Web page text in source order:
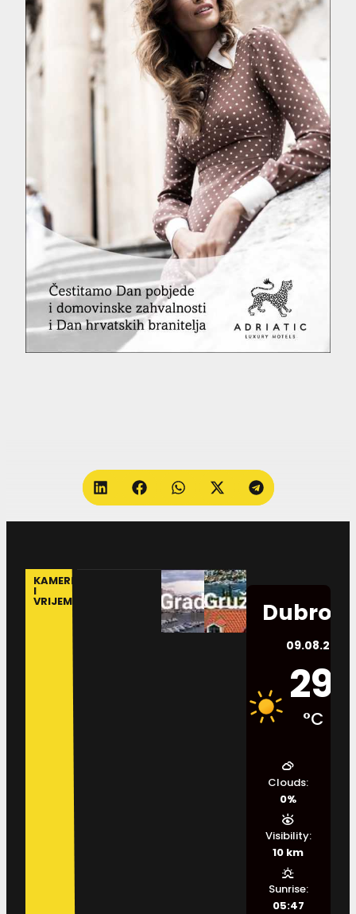
KAMERE
I
VRIJEME
09.08.2026.
29
°C
Clouds:
0%
Visibility:
10 km
Sunrise:
05:47